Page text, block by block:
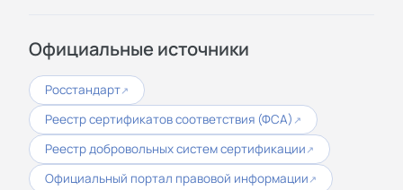
Официальные источники
Росстандарт↗
Реестр сертификатов соответствия (ФСА) ↗
Реестр добровольных систем сертификации ↗
Официальный портал правовой информации ↗